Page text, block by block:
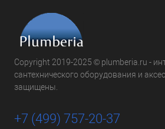
Copyright 2019-2025 © plumberia.ru -
сантехнического оборудования и
защищены.
+7 (499) 757-20-37